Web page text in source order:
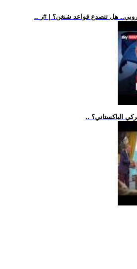
هل تتصدع قواعد شنغن؟ | #ر
الباكستاني؟